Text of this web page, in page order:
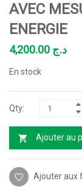
AVEC
ENERGIE
د.ج
En stock
Ajouter au
Ajouter aux